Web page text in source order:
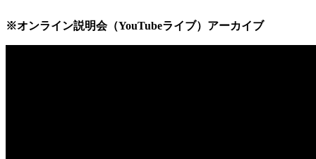
※オンライン説明会（YouTubeライブ）アーカイブ